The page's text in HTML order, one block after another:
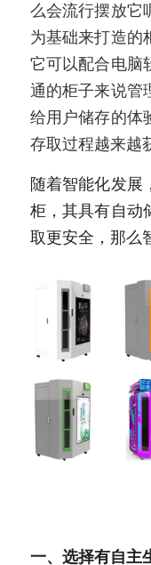
废旧家电拆
商超快递配
知识奕优
Lean
新闻动态
服务模式
联系我们
么会流行摆放它
为基础来打造的
它可以配合电脑
通的柜子来说管
给用户储存的体
存取过程越来越
随着智能化发展
柜，其具有自动
取更安全，那么
一、选择有自主